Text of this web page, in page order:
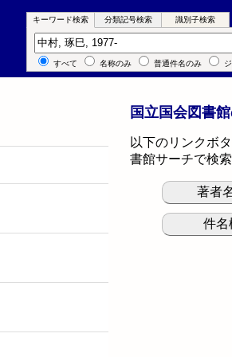
キーワード検索 分類記号検索 識別子検索
キーワード検索
すべて 名称のみ 普通件名のみ
国立国会図書
以下のリンクボ
書館サーチで検
著者
件名